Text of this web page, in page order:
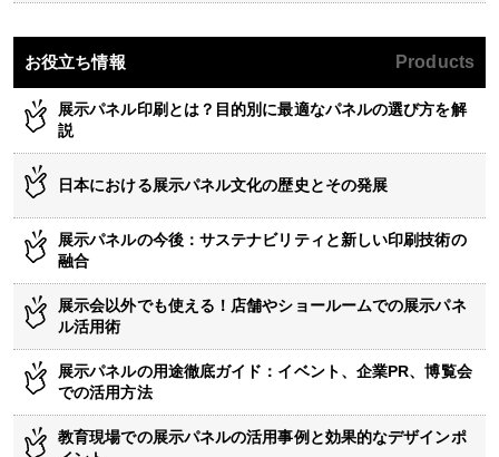
お役立ち情報 Products
展示パネル印刷とは？目的別に最適なパネルの選び方を解
説
日本における展示パネル文化の歴史とその発展
展示パネルの今後：サステナビリティと新しい印刷技術の
融合
展示会以外でも使える！店舗やショールームでの展示パネ
ル活用術
展示パネルの用途徹底ガイド：イベント、企業PR、博覧会
での活用方法
教育現場での展示パネルの活用事例と効果的なデザインポ